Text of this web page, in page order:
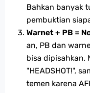
Bahkan banyak
pembuktian
Warnet + PB =
an, PB dan
bisa dipisahkan.
"HEADSHOT!",
temen karena